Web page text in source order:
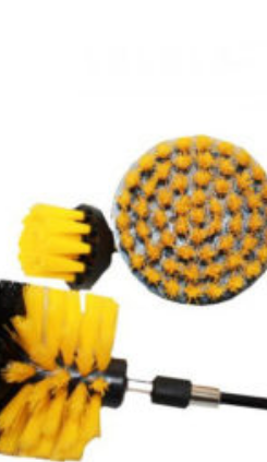
Joulu- ja kausivalot
Eläimet ja
tontut
Kyntteliköt
Valoketjut ja
kuusenvalot
Joulukoristeet
Tontut ja
muut
Joulutekstiilit
Paketointi